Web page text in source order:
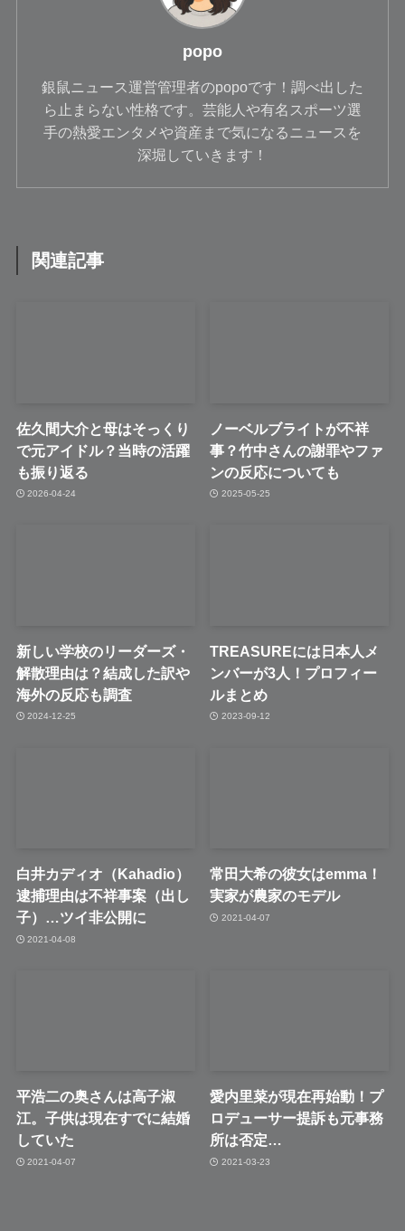
popo
銀鼠ニュース運営管理者のpopoです！調べ出した
ら止まらない性格です。芸能人や有名スポーツ選
手の熱愛エンタメや資産まで気になるニュースを
深堀していきます！
関連記事
佐久間大介と母はそっくり
で元アイドル？当時の活躍
も振り返る
2026-04-24
ノーベルブライトが不祥
事？竹中さんの謝罪やファ
ンの反応についても
2025-05-25
新しい学校のリーダーズ・
解散理由は？結成した訳や
海外の反応も調査
2024-12-25
TREASUREには日本人メ
ンバーが3人！プロフィー
ルまとめ
2023-09-12
白井カディオ（Kahadio）
逮捕理由は不祥事案（出し
子）…ツイ非公開に
2021-04-08
常田大希の彼女はemma！
実家が農家のモデル
2021-04-07
平浩二の奥さんは高子淑
江。子供は現在すでに結婚
していた
2021-04-07
愛内里菜が現在再始動！プ
ロデューサー提訴も元事務
所は否定…
2021-03-23